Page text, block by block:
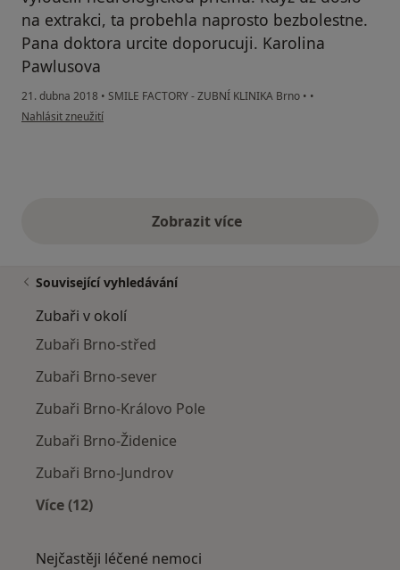
na extrakci, ta probehla naprosto bezbolestne.
Pana doktora urcite doporucuji. Karolina
Pawlusova
21. dubna 2018 • SMILE FACTORY - ZUBNÍ KLINIKA Brno • •
podle názoru uživatele Váš účet byl odstraněn
Nahlásit zneužití
Zobrazit vícevýše uvedené názory
Související vyhledávání
Zubaři v okolí
Zubaři Brno-střed
Zubaři Brno-sever
Zubaři Brno-Královo Pole
Zubaři Brno-Židenice
Zubaři Brno-Jundrov
Více (12)
Nejčastěji léčené nemoci